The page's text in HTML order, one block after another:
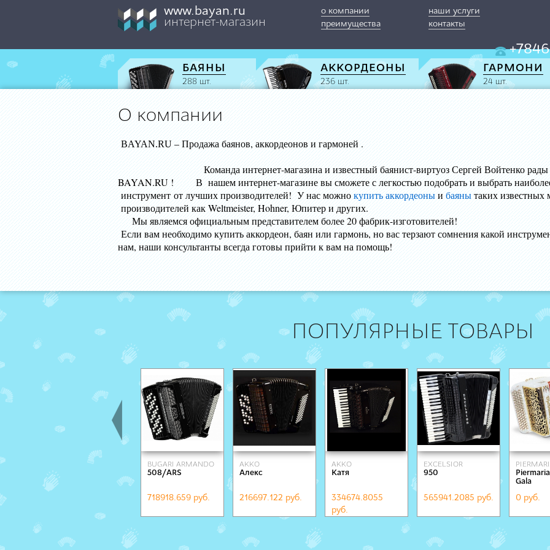
www.bayan.ru
интернет-магазин
о компании
наши услуги
преимущества
контакты
БАЯНЫ
288 шт.
АККОРДЕОНЫ
236 шт.
ГАРМОНИ
24 шт.
О компании
BAYAN.RU– Продажа баянов, аккордеонов и гармоней .
Команда интернет-магазина и известный баянист-виртуоз Сергей Войтенко рады
BAYAN.RU ! В нашем интернет-магазине вы сможете с легкостью подобрать и выбрать
инструмент от лучших производителей! У нас можнокупить аккордеоныибаянытаких известных
производителей как Weltmeister, Hohner,
Мы являемся официальным представителем более 20 фабрик-изготовителей!
Если вам необходимо купить аккордеон, баян или гармонь, но вас терзают сомнения какой
нам, наши консультанты всегда готовы прийти к вам на помощь!
ПОПУЛЯРНЫЕ ТОВАРЫ
BUGARI ARMANDO
508/ARS
718918.659 руб.
AKKO
Алекс
216697.122 руб.
AKKO
Катя
334674.8055
руб.
EXCELSIOR
950
565941.2085 руб.
Gala
0 руб.